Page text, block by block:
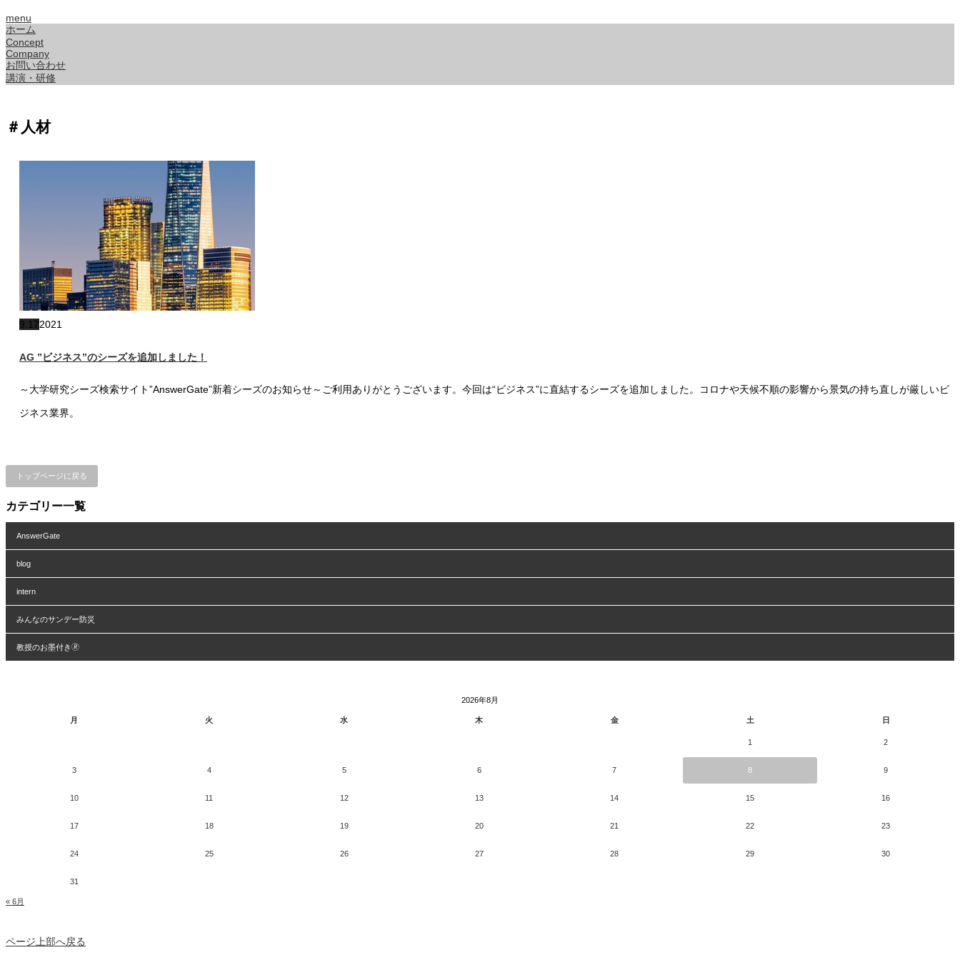
menu
ホーム
Concept
Company
お問い合わせ
講演・研修
＃人材
9.172021
AG ”ビジネス”のシーズを追加しました！
～大学研究シーズ検索サイト”AnswerGate”新着シーズのお知らせ～ご利用ありがとうございます。今回は“ビジネス”に直結するシーズを追加しました。コロナや天候不順の影響から景気の持ち直しが厳しいビ
ジネス業界。
トップページに戻る
カテゴリー一覧
AnswerGate
blog
intern
みんなのサンデー防災
教授のお墨付き🄬
2026年8月
月 火 水 木 金 土 日
1 2
3 4 5 6 7 8 9
10 11 12 13 14 15 16
17 18 19 20 21 22 23
24 25 26 27 28 29 30
31
« 6月
ページ上部へ戻る